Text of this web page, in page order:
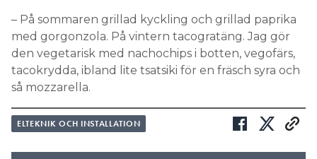
– På sommaren grillad kyckling och grillad paprika
med gorgonzola. På vintern tacogratäng. Jag gör
den vegetarisk med nachochips i botten, vegofärs,
tacokrydda, ibland lite tsatsiki för en fräsch syra och
så mozzarella.
ELTEKNIK OCH INSTALLATION